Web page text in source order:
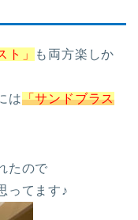
ト」
も両方楽しか
は「サンドブラス
たので
ってます♪